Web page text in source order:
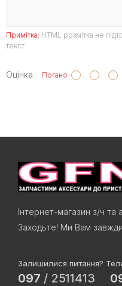
Примітка: HTML розмітка не
текст.
Оцінка Погано
Інтернет-магазин з/ч та
Заходьте! Ми Вам завжди
Залишилися питання?
097 / 2511413